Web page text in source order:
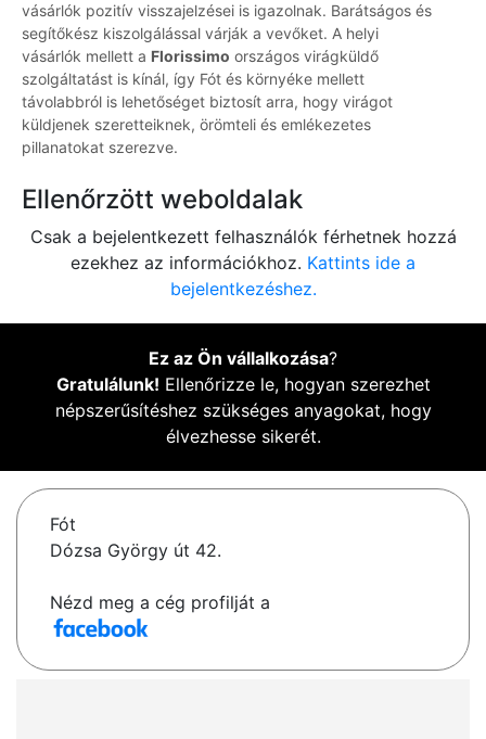
vásárlók pozitív visszajelzései is igazolnak. Barátságos és
segítőkész kiszolgálással várják a vevőket. A helyi
vásárlók mellett a Florissimo országos virágküldő
szolgáltatást is kínál, így Fót és környéke mellett
távolabbról is lehetőséget biztosít arra, hogy virágot
küldjenek szeretteiknek, örömteli és emlékezetes
pillanatokat szerezve.
Ellenőrzött weboldalak
Csak a bejelentkezett felhasználók férhetnek hozzá
ezekhez az információkhoz. Kattints ide a
bejelentkezéshez.
Ez az Ön vállalkozása?
Gratulálunk! Ellenőrizze le, hogyan szerezhet
népszerűsítéshez szükséges anyagokat, hogy
élvezhesse sikerét.
Fót
Dózsa György út 42.
Nézd meg a cég profilját a